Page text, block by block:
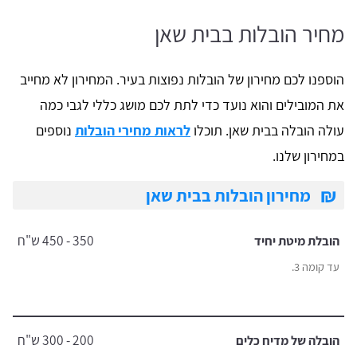
מחיר הובלות בבית שאן
הוספנו לכם מחירון של הובלות נפוצות בעיר. המחירון לא מחייב
את המובילים והוא נועד כדי לתת לכם מושג כללי לגבי כמה
עולה הובלה בבית שאן. תוכלו לראות מחירי הובלות נוספים
במחירון שלנו.
₪ מחירון הובלות בבית שאן
הובלת מיטת יחיד
עד קומה 3.
350 - 450 ש"ח
הובלה של מדיח כלים 200 - 300 ש"ח